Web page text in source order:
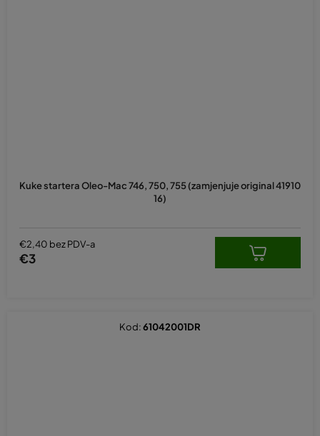
Kuke startera Oleo-Mac 746, 750, 755 (zamjenjuje original 41910
16)
€2,40 bez PDV-a
€3
Kod:61042001DR